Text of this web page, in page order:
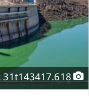
afghan 2024 12 31t143417.618